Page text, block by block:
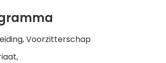
Voorzitterschap